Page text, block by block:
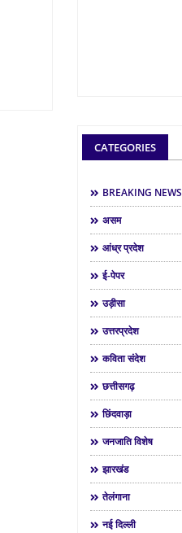
CATEGORIES
BREAKING NEWS
असम
आंध्र प्रदेश
ई-पेपर
उड़ीसा
उत्तरप्रदेश
कविता संदेश
छत्तीसगढ़
छिंदवाड़ा
जनजाति विशेष
झारखंड
तेलंगाना
नई दिल्ली